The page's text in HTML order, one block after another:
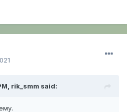
rik_smm said: